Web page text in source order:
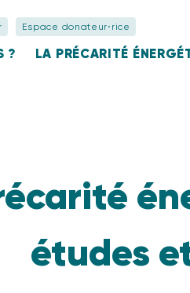
Espace donateur⋅rice
? LA PRÉCARITÉ
études